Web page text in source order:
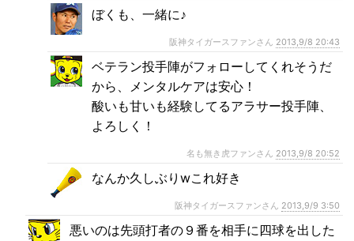
ぼくも、一緒に♪
阪神タイガースファンさん 2013,9/8 20:43
ベテラン投手陣がフォローしてくれそうだ
から、メンタルケアは安心！
酸いも甘いも経験してるアラサー投手陣、
よろしく！
名も無き虎ファンさん 2013,9/8 20:52
なんか久しぶりwこれ好き
阪神タイガースファンさん 2013,9/9 3:50
悪いのは先頭打者の９番を相手に四球を出した